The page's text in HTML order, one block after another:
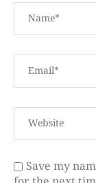
Save my